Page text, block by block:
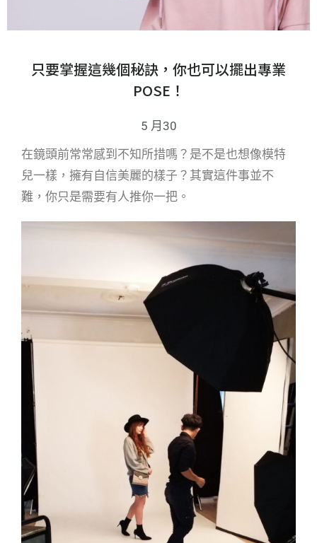
只要掌握這幾個秘訣，你也可以擺出專業
POSE！
5 月30
在鏡頭前常常感到不知所措嗎？是不是也想像模特
兒一樣，擁有自信美麗的樣子？其實這件事並不
難，你只是需要有人推你一把。